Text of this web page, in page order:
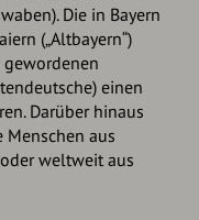
Die in Bayern
(„Altbayern“)
einen
Darüber hinaus
aus
weltweit aus